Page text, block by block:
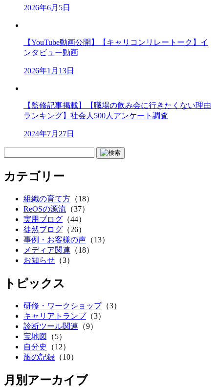
2026年6月5日
【YouTube動画公開】【キャリコンリレートーク】イ
ンタビュー動画
2026年1月13日
【監修記事掲載】【職場の飲み会に行きたくない理由
ランキング】社会人500人アンケート調査
2024年7月27日
カテゴリー
組織の育て方 （18）
ReOSの源流 （37）
実用ブログ （44）
徒然ブログ （26）
事例・お客様の声 （13）
メディア関連 （18）
お知らせ （3）
トピックス
研修・ワークショップ（3）
キャリアトランプ（3）
診断ツール関連 （9）
宝地図
（5）
自分史
（12）
旅の記録 （10）
月別アーカイブ